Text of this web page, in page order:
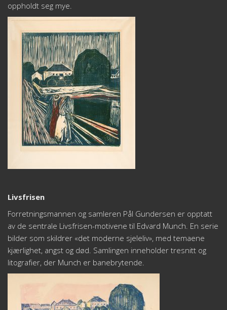
oppholdt seg mye.
Livsfrisen
Forretningsmannen og samleren Pål Gundersen er opptatt
av de sentrale Livsfrisen-motivene til Edvard Munch. En serie
bilder som skildrer «det moderne sjeleliv», med temaene
kjærlighet, angst og død. Samlingen inneholder tresnitt og
litografier, der Munch er banebrytende.